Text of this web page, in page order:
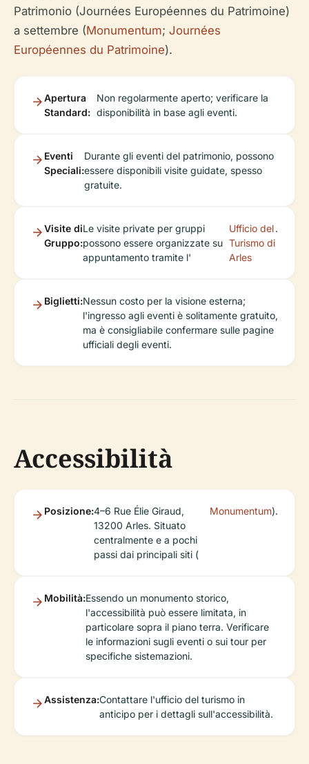
Patrimonio (Journées Européennes du Patrimoine)
a settembre (Monumentum; Journées
Européennes du Patrimoine).
Apertura
Standard:
Non regolarmente aperto; verificare la
disponibilità in base agli eventi.
Eventi
Speciali:
Durante gli eventi del patrimonio, possono
essere disponibili visite guidate, spesso
gratuite.
Visite di
Gruppo:
Le visite private per gruppi
possono essere organizzate su
appuntamento tramite l'
Ufficio del
Turismo di
Arles
.
Biglietti:Nessun costo per la visione esterna;
l'ingresso agli eventi è solitamente gratuito,
ma è consigliabile confermare sulle pagine
ufficiali degli eventi.
Accessibilità
Posizione:4–6 Rue Élie Giraud,
13200 Arles. Situato
centralmente e a pochi
passi dai principali siti (
Monumentum).
Mobilità:Essendo un monumento storico,
l'accessibilità può essere limitata, in
particolare sopra il piano terra. Verificare
le informazioni sugli eventi o sui tour per
specifiche sistemazioni.
Assistenza:Contattare l'ufficio del turismo in
anticipo per i dettagli sull'accessibilità.